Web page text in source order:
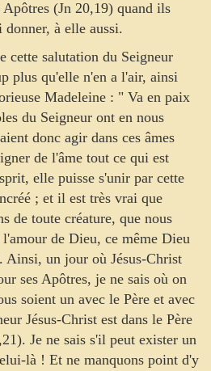
(Jn 20,19) quand ils
à elle aussi.
cette salutation du Seigneur
plus qu'elle n'en a l'air, ainsi
Madeleine : " Va en paix
du Seigneur ont en nous
donc agir dans ces âmes
de l'âme tout ce qui est
elle puisse s'unir par cette
; et il est très vrai que
de toute créature, que nous
de Dieu, ce même Dieu
un jour où Jésus-Christ
ses Apôtres, je ne sais où on
soient un avec le Père et avec
Jésus-Christ est dans le Père
Je ne sais s'il peut exister un
là ! Et ne manquons point d'y